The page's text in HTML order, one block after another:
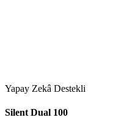
Yapay Zekâ Destekli
Silent Dual 100